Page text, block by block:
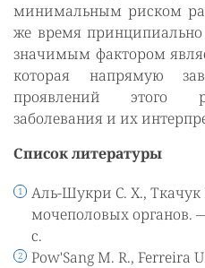
минимальным риском
же время
значимым фактором
которая напрямую
проявлений этого
заболевания и их
Список литературы
Аль-Шукри С. Х.,
мочеполовых органов.
с.
Pow'Sang M. R., Ferreira